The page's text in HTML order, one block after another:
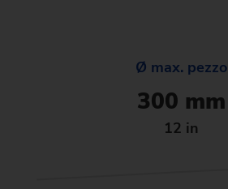
Ø max. pezzo
300 mm
12 in